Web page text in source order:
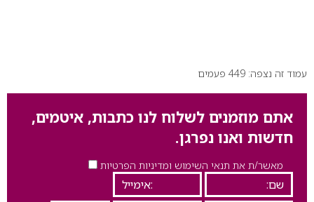
עמוד זה נצפה: 449 פעמים
אתם מוזמנים לשלוח לנו כתבות, איטמים,
חדשות ואנו נפרגן.
מאשר/ת את תנאי השימוש ומדיניות הפרטיות